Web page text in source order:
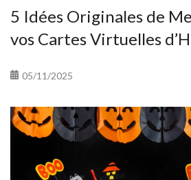
5 Idées Originales de
vos Cartes Virtuelles
05/11/2025